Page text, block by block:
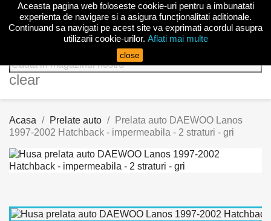
clear
Acasa Prelate auto
Prelata auto DAEWOO Lanos
1997-2002 Hatchback - impermeabila - 2 straturi - gri
Aceasta pagina web foloseste cookie-uri pentru a imbunatati
experienta de navigare si a asigura funcționalitati aditionale.
Continuand sa navigati pe acest site va exprimati acordul asupra
utilizarii cookie-urilor. Aflati mai multe
close